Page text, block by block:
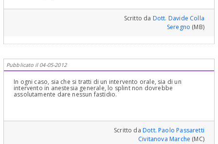
Scritto da Dott. Davide Colla
Seregno (MB)
Pubblicato il 04-05-2012
In ogni caso, sia che si tratti di un intervento orale, sia di un
intervento in anestesia generale, lo splint non dovrebbe
assolutamente dare nessun fastidio.
Scritto daDott. Paolo Passaretti
Civitanova Marche (MC)